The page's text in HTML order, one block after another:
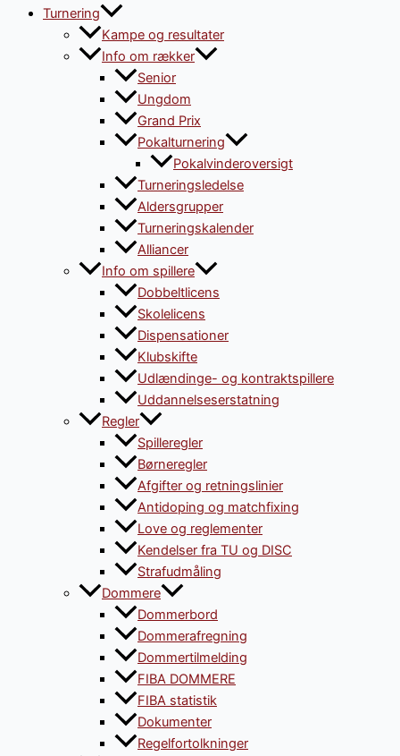
Turnering
Kampe og resultater
Info om rækker
Senior
Ungdom
Grand Prix
Pokalturnering
Pokalvinderoversigt
Turneringsledelse
Aldersgrupper
Turneringskalender
Alliancer
Info om spillere
Dobbeltlicens
Skolelicens
Dispensationer
Klubskifte
Udlændinge- og kontraktspillere
Uddannelseserstatning
Regler
Spilleregler
Børneregler
Afgifter og retningslinier
Antidoping og matchfixing
Love og reglementer
Kendelser fra TU og DISC
Strafudmåling
Dommere
Dommerbord
Dommerafregning
Dommertilmelding
FIBA DOMMERE
FIBA statistik
Dokumenter
Regelfortolkninger